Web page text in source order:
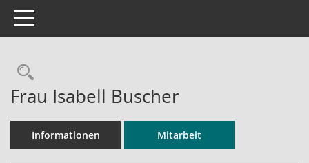
Toggle navigation
Rechercheauswahl
Frau Isabell Buscher
Informationen Mitarbeit